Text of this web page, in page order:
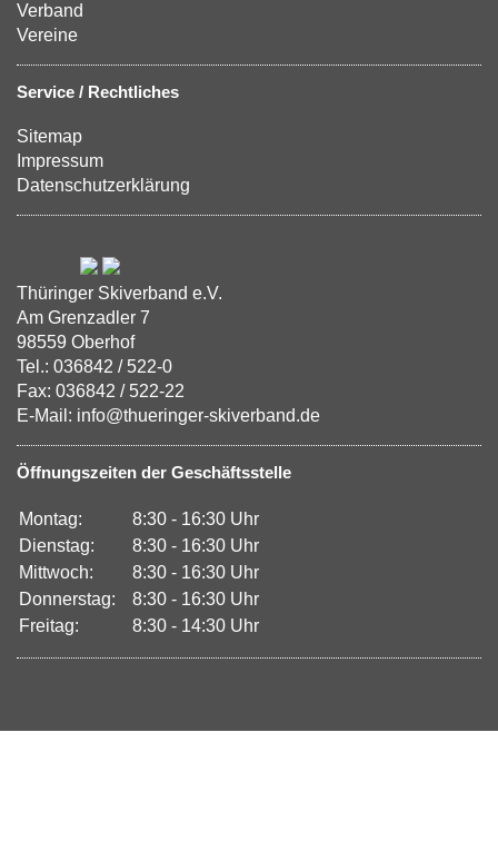
Verband
Vereine
Service / Rechtliches
Sitemap
Impressum
Datenschutzerklärung
Thüringer Skiverband e.V.
Am Grenzadler 7
98559 Oberhof
Tel.: 036842 / 522-0
Fax: 036842 / 522-22
E-Mail: info@thueringer-skiverband.de
Öffnungszeiten der Geschäftsstelle
Montag:
8:30 - 16:30 Uhr
Dienstag:
8:30 - 16:30 Uhr
Mittwoch:
8:30 - 16:30 Uhr
Donnerstag:
8:30 - 16:30 Uhr
Freitag:
8:30 - 14:30 Uhr